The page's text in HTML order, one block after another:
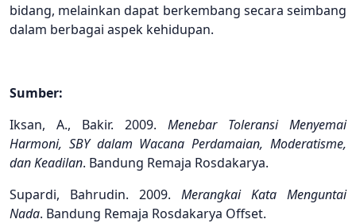
bidang, melainkan dapat berkembang secara seimbang
dalam berbagai aspek kehidupan.
Sumber:
Iksan, A., Bakir. 2009. Menebar Toleransi Menyemai
Harmoni, SBY dalam Wacana Perdamaian, Moderatisme,
dan Keadilan. Bandung Remaja Rosdakarya.
Supardi, Bahrudin. 2009. Merangkai Kata Menguntai
Nada. Bandung Remaja Rosdakarya Offset.